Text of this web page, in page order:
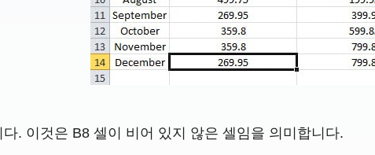
. 이것은 B8 셀이 비어 있지 않은 셀임을 의미합니다.